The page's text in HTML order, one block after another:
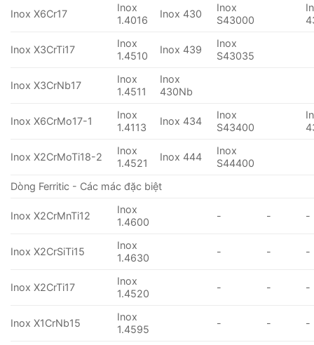
Inox X6Cr17
Inox
1.4016
Inox 430
Inox
S43000
Inox X3CrTi17
Inox
1.4510
Inox 439
Inox
S43035
Inox X3CrNb17
Inox
1.4511
Inox
430Nb
Inox X6CrMo17-1
Inox
1.4113
Inox 434
Inox
S43400
Inox X2CrMoTi18-2
Inox
1.4521
Inox 444
Inox
S44400
Dòng Ferritic - Các mác đặc biệt
Inox X2CrMnTi12
Inox
1.4600
- - -
Inox X2CrSiTi15
Inox
1.4630
- - -
Inox X2CrTi17
Inox
1.4520
- - -
Inox X1CrNb15
Inox
1.4595
- - -